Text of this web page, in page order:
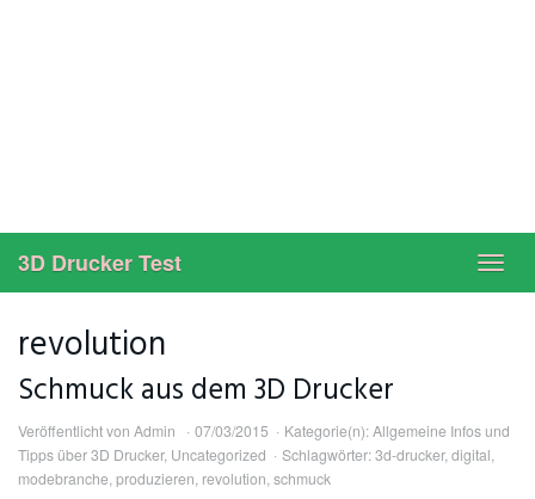
3D Drucker Test
revolution
Schmuck aus dem 3D Drucker
Veröffentlicht von Admin 07/03/2015 Kategorie(n):Allgemeine Infos und
Tipps über 3D Drucker, Uncategorized Schlagwörter:3d-drucker, digital,
modebranche, produzieren, revolution, schmuck